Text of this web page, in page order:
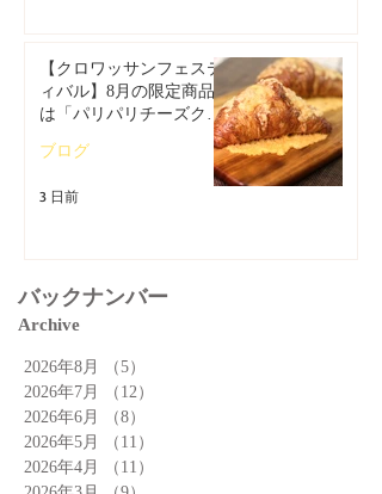
【クロワッサンフェステ
ィバル】8月の限定商品
は「パリパリチーズクロ
ブログ
3 日前
バックナンバー
Archive
2026年8月 （5）
2026年7月
（12）
2026年6月
（8）
2026年5月
（11）
2026年4月
（11）